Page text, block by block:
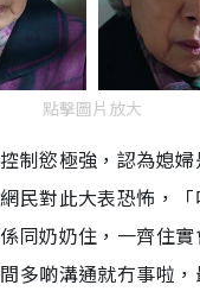
點擊圖片放大
制慾極強，認為媳
民對此大表恐怖，
同奶奶住，一齊住
多啲溝通就冇事啦，